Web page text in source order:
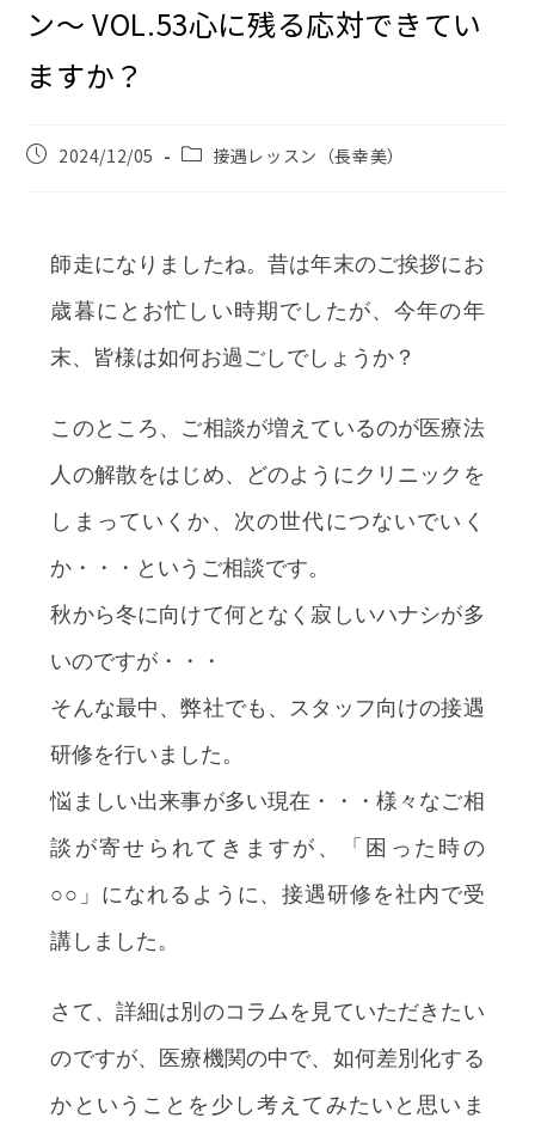
ン〜 VOL.53心に残る応対できてい
ますか？
2024/12/05 接遇レッスン（長幸美）
師走になりましたね。昔は年末のご挨拶にお
歳暮にとお忙しい時期でしたが、今年の年
末、皆様は如何お過ごしでしょうか？
このところ、ご相談が増えているのが医療法
人の解散をはじめ、どのようにクリニックを
しまっていくか、次の世代につないでいく
か・・・というご相談です。
秋から冬に向けて何となく寂しいハナシが多
いのですが・・・
そんな最中、弊社でも、スタッフ向けの接遇
研修を行いました。
悩ましい出来事が多い現在・・・様々なご相
談が寄せられてきますが、「困った時の
○○」になれるように、接遇研修を社内で受
講しました。
さて、詳細は別のコラムを見ていただきたい
のですが、医療機関の中で、如何差別化する
かということを少し考えてみたいと思いま